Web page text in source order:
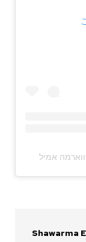
Shawarma